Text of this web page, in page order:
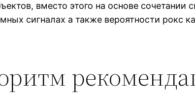
вместо этого на основе сочетании
сигналах а также вероятности рокс